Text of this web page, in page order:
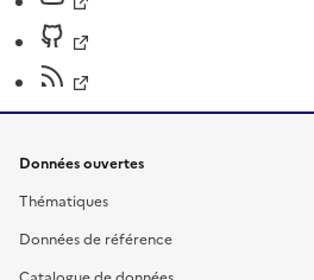
Données ouvertes
Thématiques
Données de référence